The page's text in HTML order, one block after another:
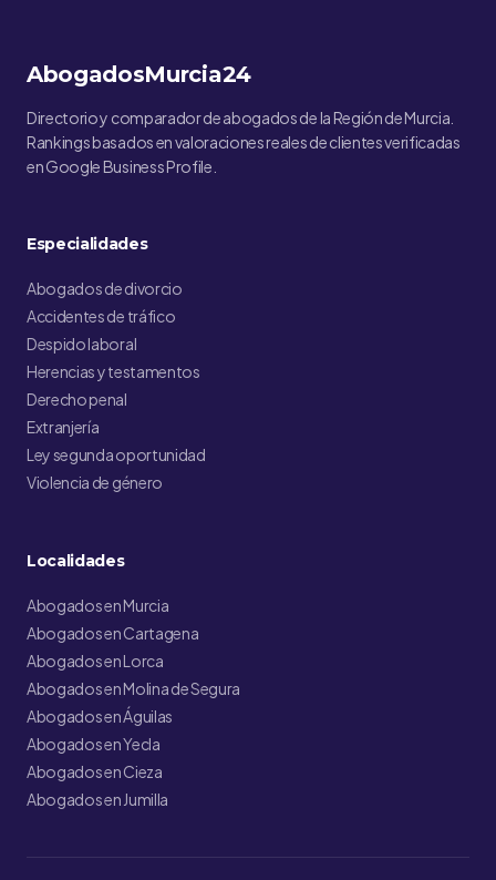
AbogadosMurcia24
Directorio y comparador de abogados de la Región de Murcia.
Rankings basados en valoraciones reales de clientes verificadas
en Google Business Profile.
Especialidades
Abogados de divorcio
Accidentes de tráfico
Despido laboral
Herencias y testamentos
Derecho penal
Extranjería
Ley segunda oportunidad
Violencia de género
Localidades
Abogados en Murcia
Abogados en Cartagena
Abogados en Lorca
Abogados en Molina de Segura
Abogados en Águilas
Abogados en Yecla
Abogados en Cieza
Abogados en Jumilla